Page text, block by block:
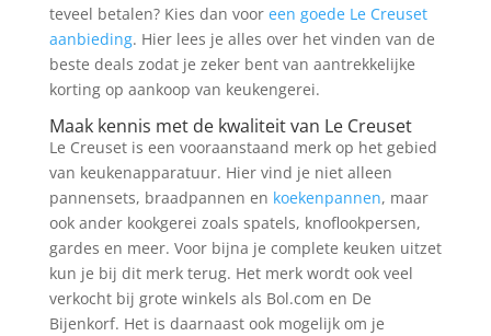
teveel betalen? Kies dan voor een goede Le Creuset
aanbieding. Hier lees je alles over het vinden van de
beste deals zodat je zeker bent van aantrekkelijke
korting op aankoop van keukengerei.
Maak kennis met de kwaliteit van Le Creuset
Le Creuset is een vooraanstaand merk op het gebied
van keukenapparatuur. Hier vind je niet alleen
pannensets, braadpannen en koekenpannen, maar
ook ander kookgerei zoals spatels, knoflookpersen,
gardes en meer. Voor bijna je complete keuken uitzet
kun je bij dit merk terug. Het merk wordt ook veel
verkocht bij grote winkels als Bol.com en De
Bijenkorf. Het is daarnaast ook mogelijk om je